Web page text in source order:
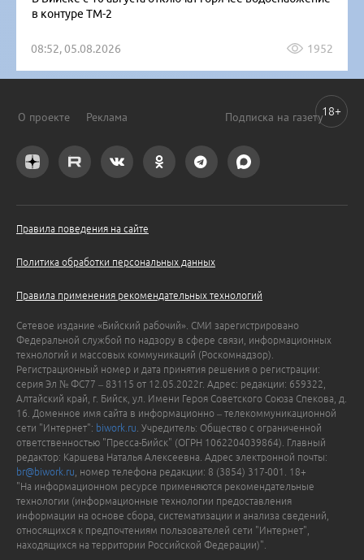
в контуре ТМ-2
08:52, 05.08.2026 1952
О проекте Реклама Подписка на газету
Правила поведения на сайте
Политика обработки персональных данных
Правила применения рекомендательных технологий
Сетевое издание «Бийский рабочий». СМИ зарегистрировано
Федеральной службой по надзору в сфере связи, информационных
технологий и массовых коммуникаций (Роскомнадзор).
Регистрационный номер и дата принятия решения о регистрации:
серия Эл № ФС77 – 83115 от 12.05.2022г. Адрес: редакции: 659322,
Алтайский край, г. Бийск, ул. Имени Героя Советского Союза Спекова, д.
16. Доменное имя сайта в информационно – телекоммуникационной
сети "Интернет": biwork.ru . Учредитель: Общество с ограниченной
ответственностью "Пресса-Бийск" (ОГРН 1062204039864). Главный
редактор: Каршева Наталья Алексеевна. Адрес электронной почты:
br@biwork.ru , номер телефона редакции: 8 (3854) 317-001. 18+
"На информационном ресурсе применяются рекомендательные
технологии (информационные технологии предоставления
информации на основе сбора, систематизации и анализа сведений,
относящихся к предпочтениям пользователей сети "Интернет",
находящихся на территории Российской Федерации)".
18+